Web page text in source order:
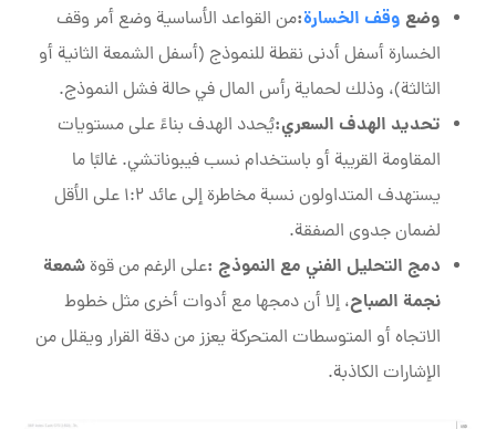
وضع وقف الخسارة:من القواعد الأساسية وضع أمر وقف
الخسارة أسفل أدنى نقطة للنموذج (أسفل الشمعة الثانية أو
الثالثة)، وذلك لحماية رأس المال في حالة فشل النموذج.
تحديد الهدف السعري:يُحدد الهدف بناءً على مستويات
المقاومة القريبة أو باستخدام نسب فيبوناتشي. غالبًا ما
يستهدف المتداولون نسبة مخاطرة إلى عائد 1:2 على الأقل
لضمان جدوى الصفقة.
دمج التحليل الفني مع النموذج :على الرغم من قوةشمعة
نجمة الصباح، إلا أن دمجها مع أدوات أخرى مثل خطوط
الاتجاه أو المتوسطات المتحركة يعزز من دقة القرار ويقلل من
الإشارات الكاذبة.